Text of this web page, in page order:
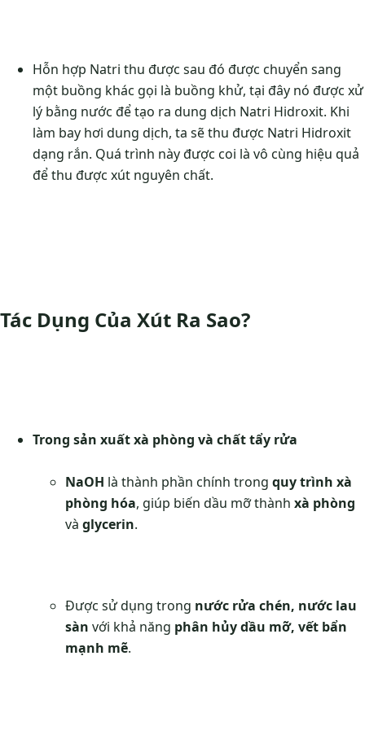
Hỗn hợp Natri thu được sau đó được chuyển sang
một buồng khác gọi là buồng khử, tại đây nó được xử
lý bằng nước để tạo ra dung dịch Natri Hidroxit. Khi
làm bay hơi dung dịch, ta sẽ thu được Natri Hidroxit
dạng rắn. Quá trình này được coi là vô cùng hiệu quả
để thu được xút nguyên chất.
Tác Dụng Của Xút Ra Sao?
Trong sản xuất xà phòng và chất tẩy rửa
NaOH là thành phần chính trong quy trình xà
phòng hóa, giúp biến dầu mỡ thành xà phòng
và glycerin.
Được sử dụng trong nước rửa chén, nước lau
sàn với khả năng phân hủy dầu mỡ, vết bẩn
mạnh mẽ.